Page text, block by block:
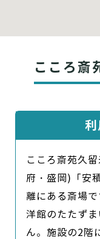
こころ斎
こころ斎苑久
府・盛岡)「安
離にある斎場
洋館のたたず
ん。施設の2階